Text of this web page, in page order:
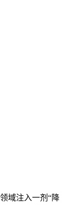
域注入一剂“降